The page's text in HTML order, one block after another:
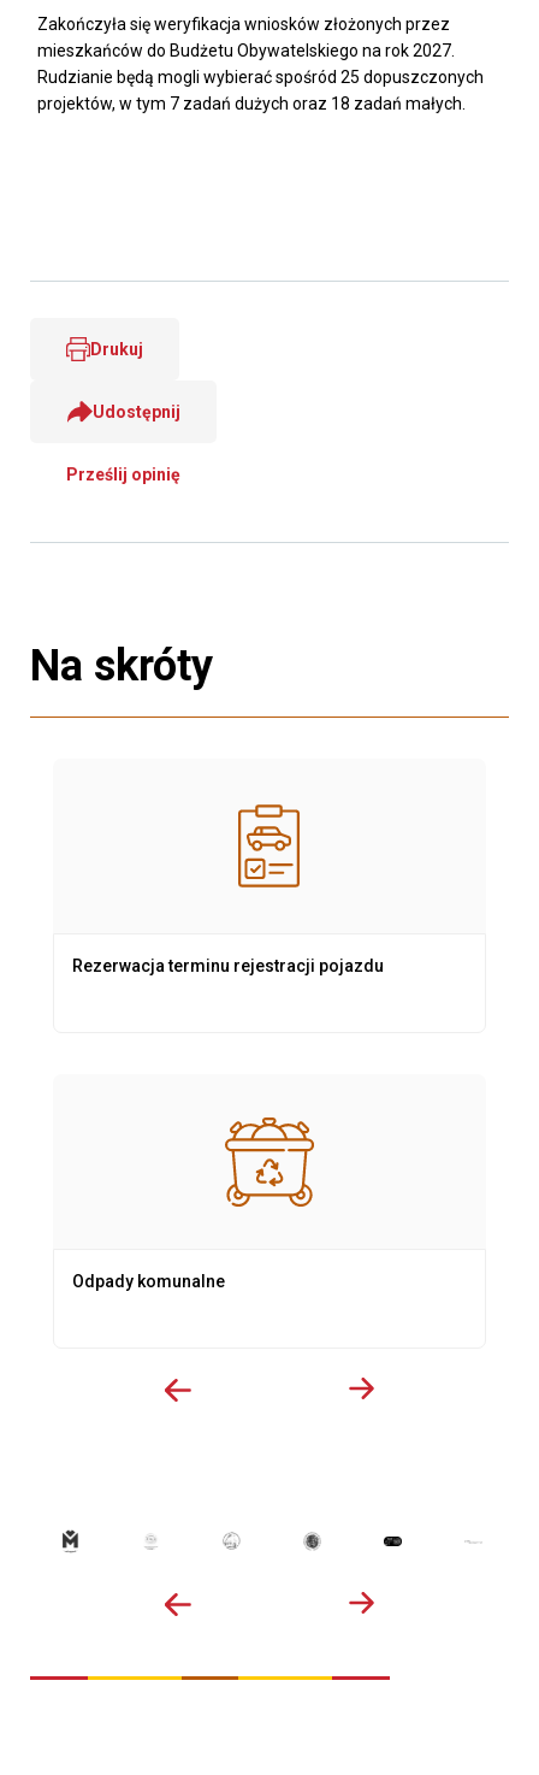
Zakończyła się weryfikacja wniosków złożonych przez
mieszkańców do Budżetu Obywatelskiego na rok 2027.
Rudzianie będą mogli wybierać spośród 25 dopuszczonych
projektów, w tym 7 zadań dużych oraz 18 zadań małych.
Drukuj
Udostępnij
Prześlij opinię
Na skróty
Rezerwacja terminu rejestracji pojazdu
Odpady komunalne